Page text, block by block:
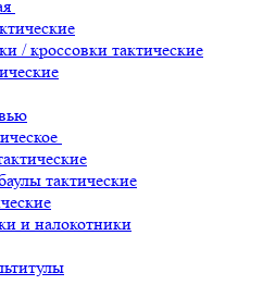
/ кроссовки тактические
тактические
и налокотники